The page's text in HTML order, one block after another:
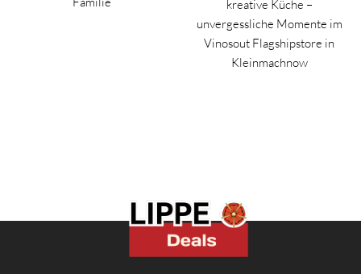
kreative Küche –
unvergessliche Momente im
Vinosout Flagshipstore in
Kleinmachnow